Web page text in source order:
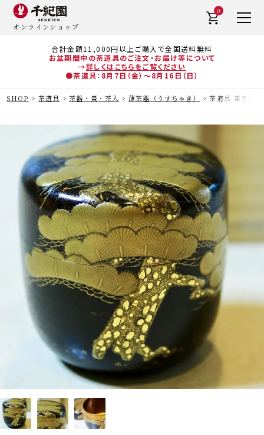
合計金額11,000円以上ご購入で全国送料無料
お盆期間中の茶道具のご注文・お届け等について
→詳しくはこちらをご覧ください
●茶道具：8月7日（金）～8月16日（日）
オンラインショップ
0
SHOP 茶道具 茶器・棗・茶入 薄茶器（うすちゃき） 茶道具 棗老松